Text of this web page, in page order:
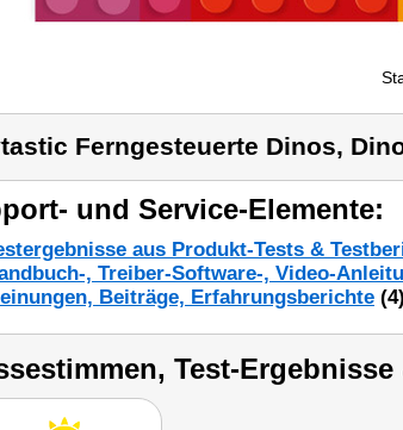
Ferngesteuerte Dinos,
und Service-Elemente:
aus Produkt-Tests &
, Treiber-Software-, Video-
Beiträge, Erfahrungsberichte (4)
Test-